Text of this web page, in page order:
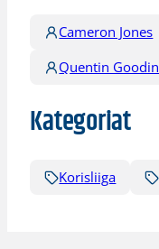
Cameron Jones
Quentin Goodin
Kategoriat
Korisliiga